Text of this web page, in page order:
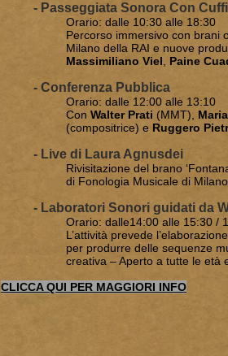
- Passeggiata Sonora Con
Orario: dalle 10:30 alle 18:30
Percorso immersivo con brani
Milano della RAI e nuove
Massimiliano Viel
Paine
- Conferenza Pubblica
Orario: dalle 12:00 alle 13:10
Con Walter Prati (MMT), Maria
(compositrice) e Ruggero
- Live di Laura Agnusdei
Rivisitazione del brano
di Fonologia Musicale di
- Laboratori Sonori guidati da
Orario: dalle14:00 alle 15:30 /
L’attività prevede
per produrre delle sequenze
creativa – Aperto a tutte le età
CLICCA QUI PER MAGGIORI INFO